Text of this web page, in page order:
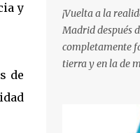
y
de
¡Vuelta a la
Madrid después
completamente
tierra y en la de
traigo el sorteo